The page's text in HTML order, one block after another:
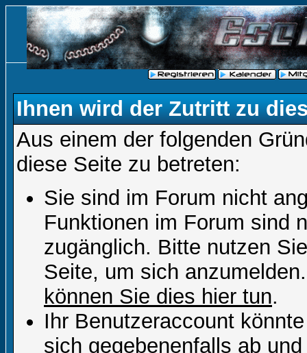
Ihnen wird der Zutritt zu
Aus einem der folgenden
diese Seite zu betreten:
Sie sind im Forum nicht
Funktionen im Forum sind
zugänglich. Bitte nutzen
Seite, um sich
können Sie dies hier tun.
Ihr Benutzeraccount
sich gegebenenfalls ab